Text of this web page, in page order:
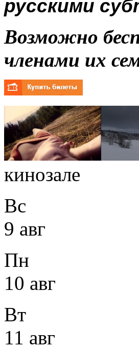
русскими
Возможно
членами их
кинозале
Вс
9 авг
Пн
10 авг
Вт
11 авг